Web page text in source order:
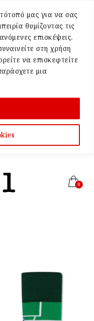
μας για να σας
θυμίζοντας τις
επισκέψεις.
στη χρήση
να επισκεφτείτε
μια
0